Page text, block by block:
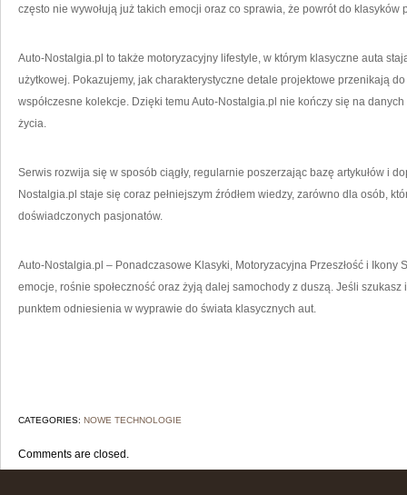
często nie wywołują już takich emocji oraz co sprawia, że powrót do klasyków
Auto-Nostalgia.pl to także motoryzacyjny lifestyle, w którym klasyczne auta
użytkowej. Pokazujemy, jak charakterystyczne detale projektowe przenikają
współczesne kolekcje. Dzięki temu Auto-Nostalgia.pl nie kończy się na
życia.
Serwis rozwija się w sposób ciągły, regularnie poszerzając bazę artykułów i
Nostalgia.pl staje się coraz pełniejszym źródłem wiedzy, zarówno dla osób,
doświadczonych pasjonatów.
Auto-Nostalgia.pl – Ponadczasowe Klasyki, Motoryzacyjna Przeszłość i Ikony
emocje, rośnie społeczność oraz żyją dalej samochody z duszą. Jeśli
punktem odniesienia w wyprawie do świata klasycznych aut.
CATEGORIES: NOWE TECHNOLOGIE
Comments are closed.